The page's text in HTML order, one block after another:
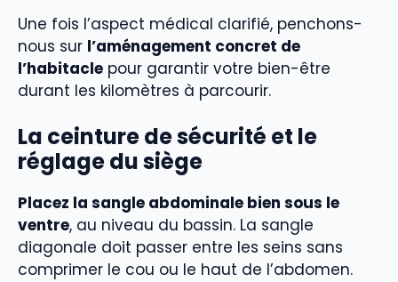
Une fois l’aspect médical clarifié, penchons-
nous sur l’aménagement concret de
l’habitacle pour garantir votre bien-être
durant les kilomètres à parcourir.
La ceinture de sécurité et le
réglage du siège
Placez la sangle abdominale bien sous le
ventre, au niveau du bassin. La sangle
diagonale doit passer entre les seins sans
comprimer le cou ou le haut de l’abdomen.